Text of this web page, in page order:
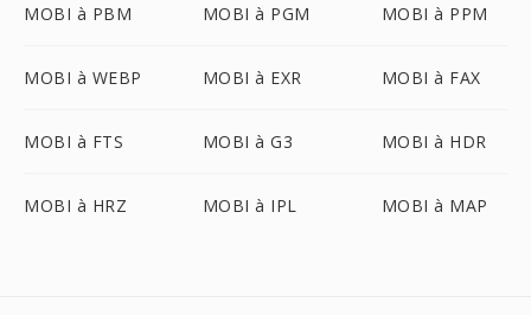
MOBI à PBM MOBI à PGM MOBI à PPM
MOBI à WEBP MOBI à EXR MOBI à FAX
MOBI à FTS MOBI à G3 MOBI à HDR
MOBI à HRZ MOBI à IPL MOBI à MAP